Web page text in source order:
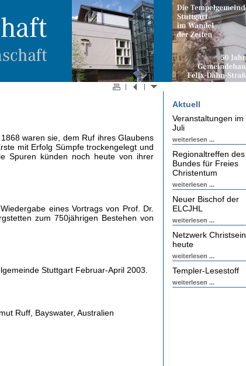
waren sie, dem Ruf ihres Glaubens
mit Erfolg Sümpfe trockengelegt und
Spuren künden noch heute von ihrer
eines Vortrags von Prof. Dr.
zum 750jährigen Bestehen von
Stuttgart Februar-April 2003.
Ruff, Bayswater, Australien
Aktuell
Veranstaltungen im
Juli
weiterlesen ...
Regionaltreffen des
Bundes für Freies
Christentum
weiterlesen ...
Neuer Bischof der
ELCJHL
weiterlesen ...
Netzwerk Christsein
heute
weiterlesen ...
Templer-Lesestoff
weiterlesen ...